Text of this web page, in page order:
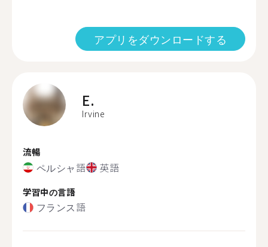
アプリをダウンロードする
E.
Irvine
流暢
ペルシャ語 英語
学習中の言語
フランス語